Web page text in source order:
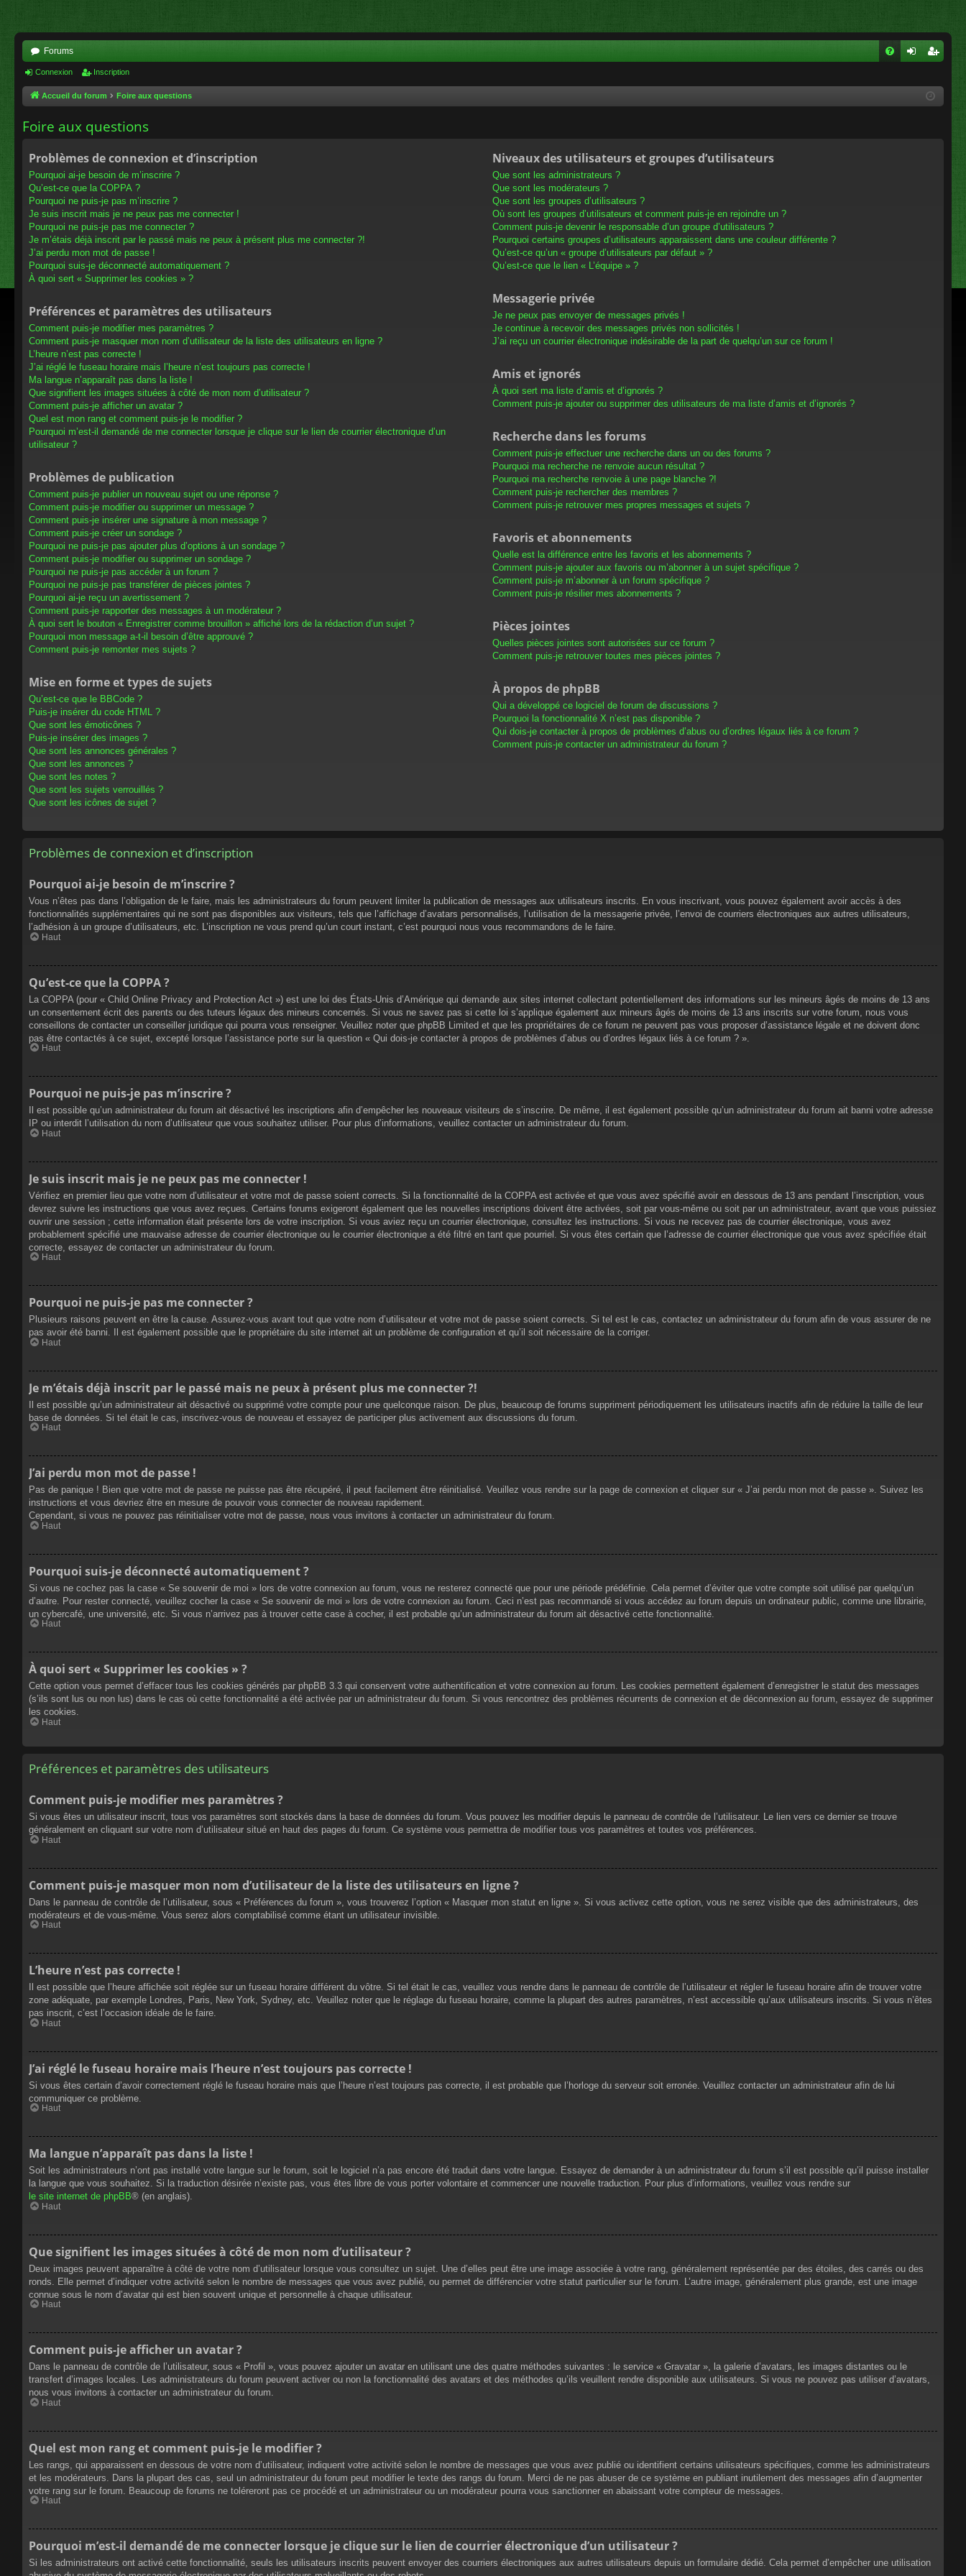
Forums
cri
Connexion Inscription
Accueil du forum Foire aux questions
Foire aux questions
Problèmes de connexion et d’inscription
Pourquoi ai-je besoin de m’inscrire ?
Qu’est-ce que la COPPA ?
Pourquoi ne puis-je pas m’inscrire ?
Je suis inscrit mais je ne peux pas me connecter !
Pourquoi ne puis-je pas me connecter ?
Je m’étais déjà inscrit par le passé mais ne peux à présent plus me connecter ?!
J’ai perdu mon mot de passe !
Pourquoi suis-je déconnecté automatiquement ?
À quoi sert « Supprimer les cookies » ?
Préférences et paramètres des utilisateurs
Comment puis-je modifier mes paramètres ?
Comment puis-je masquer mon nom d’utilisateur de la liste des utilisateurs en ligne ?
L’heure n’est pas correcte !
J’ai réglé le fuseau horaire mais l’heure n’est toujours pas correcte !
Ma langue n’apparaît pas dans la liste !
Que signifient les images situées à côté de mon nom d’utilisateur ?
Comment puis-je afficher un avatar ?
Quel est mon rang et comment puis-je le modifier ?
Pourquoi m’est-il demandé de me connecter lorsque je clique sur le lien de courrier électronique d’un
utilisateur ?
Problèmes de publication
Comment puis-je publier un nouveau sujet ou une réponse ?
Comment puis-je modifier ou supprimer un message ?
Comment puis-je insérer une signature à mon message ?
Comment puis-je créer un sondage ?
Pourquoi ne puis-je pas ajouter plus d’options à un sondage ?
Comment puis-je modifier ou supprimer un sondage ?
Pourquoi ne puis-je pas accéder à un forum ?
Pourquoi ne puis-je pas transférer de pièces jointes ?
Pourquoi ai-je reçu un avertissement ?
Comment puis-je rapporter des messages à un modérateur ?
À quoi sert le bouton « Enregistrer comme brouillon » affiché lors de la rédaction d’un sujet ?
Pourquoi mon message a-t-il besoin d’être approuvé ?
Comment puis-je remonter mes sujets ?
Mise en forme et types de sujets
Qu’est-ce que le BBCode ?
Puis-je insérer du code HTML ?
Que sont les émoticônes ?
Puis-je insérer des images ?
Que sont les annonces générales ?
Que sont les annonces ?
Que sont les notes ?
Que sont les sujets verrouillés ?
Que sont les icônes de sujet ?
Niveaux des utilisateurs et groupes d’utilisateurs
Que sont les administrateurs ?
Que sont les modérateurs ?
Que sont les groupes d’utilisateurs ?
Où sont les groupes d’utilisateurs et comment puis-je en rejoindre un ?
Comment puis-je devenir le responsable d’un groupe d’utilisateurs ?
Pourquoi certains groupes d’utilisateurs apparaissent dans une couleur différente ?
Qu’est-ce qu’un « groupe d’utilisateurs par défaut » ?
Qu’est-ce que le lien « L’équipe » ?
Messagerie privée
Je ne peux pas envoyer de messages privés !
Je continue à recevoir des messages privés non sollicités !
J’ai reçu un courrier électronique indésirable de la part de quelqu’un sur ce forum !
Amis et ignorés
À quoi sert ma liste d’amis et d’ignorés ?
Comment puis-je ajouter ou supprimer des utilisateurs de ma liste d’amis et d’ignorés ?
Recherche dans les forums
Comment puis-je effectuer une recherche dans un ou des forums ?
Pourquoi ma recherche ne renvoie aucun résultat ?
Pourquoi ma recherche renvoie à une page blanche ?!
Comment puis-je rechercher des membres ?
Comment puis-je retrouver mes propres messages et sujets ?
Favoris et abonnements
Quelle est la différence entre les favoris et les abonnements ?
Comment puis-je ajouter aux favoris ou m’abonner à un sujet spécifique ?
Comment puis-je m’abonner à un forum spécifique ?
Comment puis-je résilier mes abonnements ?
Pièces jointes
Quelles pièces jointes sont autorisées sur ce forum ?
Comment puis-je retrouver toutes mes pièces jointes ?
À propos de phpBB
Qui a développé ce logiciel de forum de discussions ?
Pourquoi la fonctionnalité X n’est pas disponible ?
Qui dois-je contacter à propos de problèmes d’abus ou d’ordres légaux liés à ce forum ?
Comment puis-je contacter un administrateur du forum ?
Problèmes de connexion et d’inscription
Pourquoi ai-je besoin de m’inscrire ?
Vous n’êtes pas dans l’obligation de le faire, mais les administrateurs du forum peuvent limiter la publication de messages aux utilisateurs inscrits. En vous inscrivant, vous pouvez également avoir accès à des
fonctionnalités supplémentaires qui ne sont pas disponibles aux visiteurs, tels que l’affichage d’avatars personnalisés, l’utilisation de la messagerie privée, l’envoi de courriers électroniques aux autres utilisateurs,
l’adhésion à un groupe d’utilisateurs, etc. L’inscription ne vous prend qu’un court instant, c’est pourquoi nous vous recommandons de le faire.
Haut
Qu’est-ce que la COPPA ?
La COPPA (pour « Child Online Privacy and Protection Act ») est une loi des États-Unis d’Amérique qui demande aux sites internet collectant potentiellement des informations sur les mineurs âgés de moins de 13 ans
un consentement écrit des parents ou des tuteurs légaux des mineurs concernés. Si vous ne savez pas si cette loi s’applique également aux mineurs âgés de moins de 13 ans inscrits sur votre forum, nous vous
conseillons de contacter un conseiller juridique qui pourra vous renseigner. Veuillez noter que phpBB Limited et que les propriétaires de ce forum ne peuvent pas vous proposer d’assistance légale et ne doivent donc
pas être contactés à ce sujet, excepté lorsque l’assistance porte sur la question « Qui dois-je contacter à propos de problèmes d’abus ou d’ordres légaux liés à ce forum ? ».
Haut
Pourquoi ne puis-je pas m’inscrire ?
Il est possible qu’un administrateur du forum ait désactivé les inscriptions afin d’empêcher les nouveaux visiteurs de s’inscrire. De même, il est également possible qu’un administrateur du forum ait banni votre adresse
IP ou interdit l’utilisation du nom d’utilisateur que vous souhaitez utiliser. Pour plus d’informations, veuillez contacter un administrateur du forum.
Haut
Je suis inscrit mais je ne peux pas me connecter !
Vérifiez en premier lieu que votre nom d’utilisateur et votre mot de passe soient corrects. Si la fonctionnalité de la COPPA est activée et que vous avez spécifié avoir en dessous de 13 ans pendant l’inscription, vous
devrez suivre les instructions que vous avez reçues. Certains forums exigeront également que les nouvelles inscriptions doivent être activées, soit par vous-même ou soit par un administrateur, avant que vous puissiez
ouvrir une session ; cette information était présente lors de votre inscription. Si vous aviez reçu un courrier électronique, consultez les instructions. Si vous ne recevez pas de courrier électronique, vous avez
probablement spécifié une mauvaise adresse de courrier électronique ou le courrier électronique a été filtré en tant que pourriel. Si vous êtes certain que l’adresse de courrier électronique que vous avez spécifiée était
correcte, essayez de contacter un administrateur du forum.
Haut
Pourquoi ne puis-je pas me connecter ?
Plusieurs raisons peuvent en être la cause. Assurez-vous avant tout que votre nom d’utilisateur et votre mot de passe soient corrects. Si tel est le cas, contactez un administrateur du forum afin de vous assurer de ne
pas avoir été banni. Il est également possible que le propriétaire du site internet ait un problème de configuration et qu’il soit nécessaire de la corriger.
Haut
Je m’étais déjà inscrit par le passé mais ne peux à présent plus me connecter ?!
Il est possible qu’un administrateur ait désactivé ou supprimé votre compte pour une quelconque raison. De plus, beaucoup de forums suppriment périodiquement les utilisateurs inactifs afin de réduire la taille de leur
base de données. Si tel était le cas, inscrivez-vous de nouveau et essayez de participer plus activement aux discussions du forum.
Haut
J’ai perdu mon mot de passe !
Pas de panique ! Bien que votre mot de passe ne puisse pas être récupéré, il peut facilement être réinitialisé. Veuillez vous rendre sur la page de connexion et cliquer sur « J’ai perdu mon mot de passe ». Suivez les
instructions et vous devriez être en mesure de pouvoir vous connecter de nouveau rapidement.
Cependant, si vous ne pouvez pas réinitialiser votre mot de passe, nous vous invitons à contacter un administrateur du forum.
Haut
Pourquoi suis-je déconnecté automatiquement ?
Si vous ne cochez pas la case « Se souvenir de moi » lors de votre connexion au forum, vous ne resterez connecté que pour une période prédéfinie. Cela permet d’éviter que votre compte soit utilisé par quelqu’un
d’autre. Pour rester connecté, veuillez cocher la case « Se souvenir de moi » lors de votre connexion au forum. Ceci n’est pas recommandé si vous accédez au forum depuis un ordinateur public, comme une librairie,
un cybercafé, une université, etc. Si vous n’arrivez pas à trouver cette case à cocher, il est probable qu’un administrateur du forum ait désactivé cette fonctionnalité.
Haut
À quoi sert « Supprimer les cookies » ?
Cette option vous permet d’effacer tous les cookies générés par phpBB 3.3 qui conservent votre authentification et votre connexion au forum. Les cookies permettent également d’enregistrer le statut des messages
(s’ils sont lus ou non lus) dans le cas où cette fonctionnalité a été activée par un administrateur du forum. Si vous rencontrez des problèmes récurrents de connexion et de déconnexion au forum, essayez de supprimer
les cookies.
Haut
Préférences et paramètres des utilisateurs
Comment puis-je modifier mes paramètres ?
Si vous êtes un utilisateur inscrit, tous vos paramètres sont stockés dans la base de données du forum. Vous pouvez les modifier depuis le panneau de contrôle de l’utilisateur. Le lien vers ce dernier se trouve
généralement en cliquant sur votre nom d’utilisateur situé en haut des pages du forum. Ce système vous permettra de modifier tous vos paramètres et toutes vos préférences.
Haut
Comment puis-je masquer mon nom d’utilisateur de la liste des utilisateurs en ligne ?
Dans le panneau de contrôle de l’utilisateur, sous « Préférences du forum », vous trouverez l’option « Masquer mon statut en ligne ». Si vous activez cette option, vous ne serez visible que des administrateurs, des
modérateurs et de vous-même. Vous serez alors comptabilisé comme étant un utilisateur invisible.
Haut
L’heure n’est pas correcte !
Il est possible que l’heure affichée soit réglée sur un fuseau horaire différent du vôtre. Si tel était le cas, veuillez vous rendre dans le panneau de contrôle de l’utilisateur et régler le fuseau horaire afin de trouver votre
zone adéquate, par exemple Londres, Paris, New York, Sydney, etc. Veuillez noter que le réglage du fuseau horaire, comme la plupart des autres paramètres, n’est accessible qu’aux utilisateurs inscrits. Si vous n’êtes
pas inscrit, c’est l’occasion idéale de le faire.
Haut
J’ai réglé le fuseau horaire mais l’heure n’est toujours pas correcte !
Si vous êtes certain d’avoir correctement réglé le fuseau horaire mais que l’heure n’est toujours pas correcte, il est probable que l’horloge du serveur soit erronée. Veuillez contacter un administrateur afin de lui
communiquer ce problème.
Haut
Ma langue n’apparaît pas dans la liste !
Soit les administrateurs n’ont pas installé votre langue sur le forum, soit le logiciel n’a pas encore été traduit dans votre langue. Essayez de demander à un administrateur du forum s’il est possible qu’il puisse installer
la langue que vous souhaitez. Si la traduction désirée n’existe pas, vous êtes libre de vous porter volontaire et commencer une nouvelle traduction. Pour plus d’informations, veuillez vous rendre sur
le site internet de phpBB® (en anglais).
Haut
Que signifient les images situées à côté de mon nom d’utilisateur ?
Deux images peuvent apparaître à côté de votre nom d’utilisateur lorsque vous consultez un sujet. Une d’elles peut être une image associée à votre rang, généralement représentée par des étoiles, des carrés ou des
ronds. Elle permet d’indiquer votre activité selon le nombre de messages que vous avez publié, ou permet de différencier votre statut particulier sur le forum. L’autre image, généralement plus grande, est une image
connue sous le nom d’avatar qui est bien souvent unique et personnelle à chaque utilisateur.
Haut
Comment puis-je afficher un avatar ?
Dans le panneau de contrôle de l’utilisateur, sous « Profil », vous pouvez ajouter un avatar en utilisant une des quatre méthodes suivantes : le service « Gravatar », la galerie d’avatars, les images distantes ou le
transfert d’images locales. Les administrateurs du forum peuvent activer ou non la fonctionnalité des avatars et des méthodes qu’ils veuillent rendre disponible aux utilisateurs. Si vous ne pouvez pas utiliser d’avatars,
nous vous invitons à contacter un administrateur du forum.
Haut
Quel est mon rang et comment puis-je le modifier ?
Les rangs, qui apparaissent en dessous de votre nom d’utilisateur, indiquent votre activité selon le nombre de messages que vous avez publié ou identifient certains utilisateurs spécifiques, comme les administrateurs
et les modérateurs. Dans la plupart des cas, seul un administrateur du forum peut modifier le texte des rangs du forum. Merci de ne pas abuser de ce système en publiant inutilement des messages afin d’augmenter
votre rang sur le forum. Beaucoup de forums ne toléreront pas ce procédé et un administrateur ou un modérateur pourra vous sanctionner en abaissant votre compteur de messages.
Haut
Pourquoi m’est-il demandé de me connecter lorsque je clique sur le lien de courrier électronique d’un utilisateur ?
Si les administrateurs ont activé cette fonctionnalité, seuls les utilisateurs inscrits peuvent envoyer des courriers électroniques aux autres utilisateurs depuis un formulaire dédié. Cela permet d’empêcher une utilisation